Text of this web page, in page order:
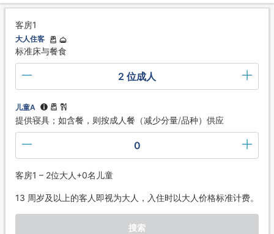
客房1
大人住客
标准床与餐食
2 位成人
儿童A
提供寝具；如含餐，则按成人餐（减少分量/品种）供应
0
客房1 – 2位大人+0名儿童
13 周岁及以上的客人即视为大人，入住时以大人价格标准计费。
搜索